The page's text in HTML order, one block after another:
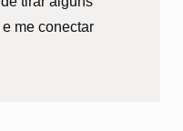
me conectar